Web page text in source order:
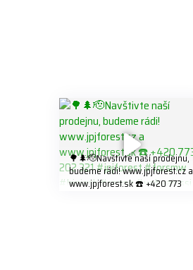
🌳🌲🫡Navštivte naší prodejnu,
budeme rádi! www.jpjforest.cz a
www.jpjforest.sk ☎️ +420 773